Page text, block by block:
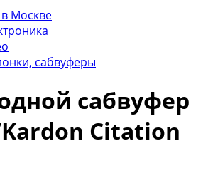
Москве
сабвуферы
сабвуфер
Citation